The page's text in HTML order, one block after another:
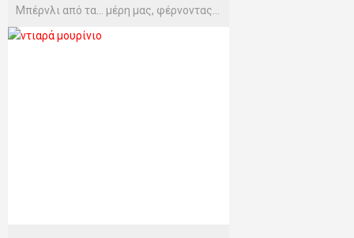
Μπέρνλι από τα… μέρη μας, φέρνοντας...